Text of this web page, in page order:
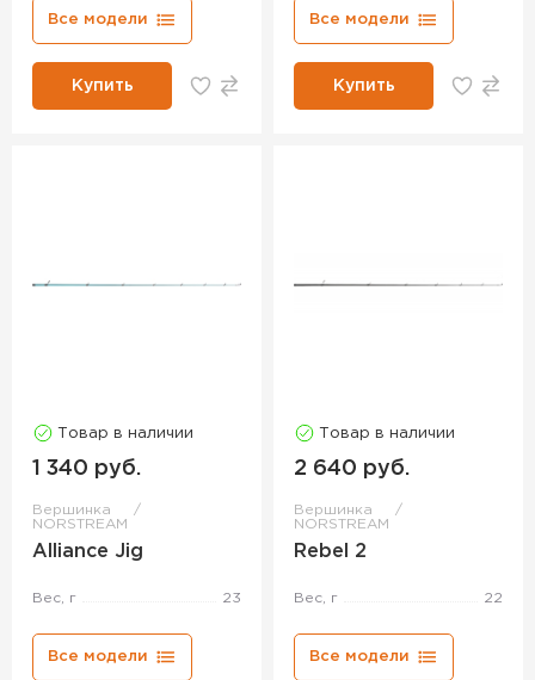
Все модели
Купить
Все модели
Купить
Товар в наличии
1 340 руб.
Вершинка
NORSTREAM
Alliance Jig
Вес, г 23
Все модели
Товар в наличии
2 640 руб.
Вершинка
NORSTREAM
Rebel 2
Вес, г 22
Все модели